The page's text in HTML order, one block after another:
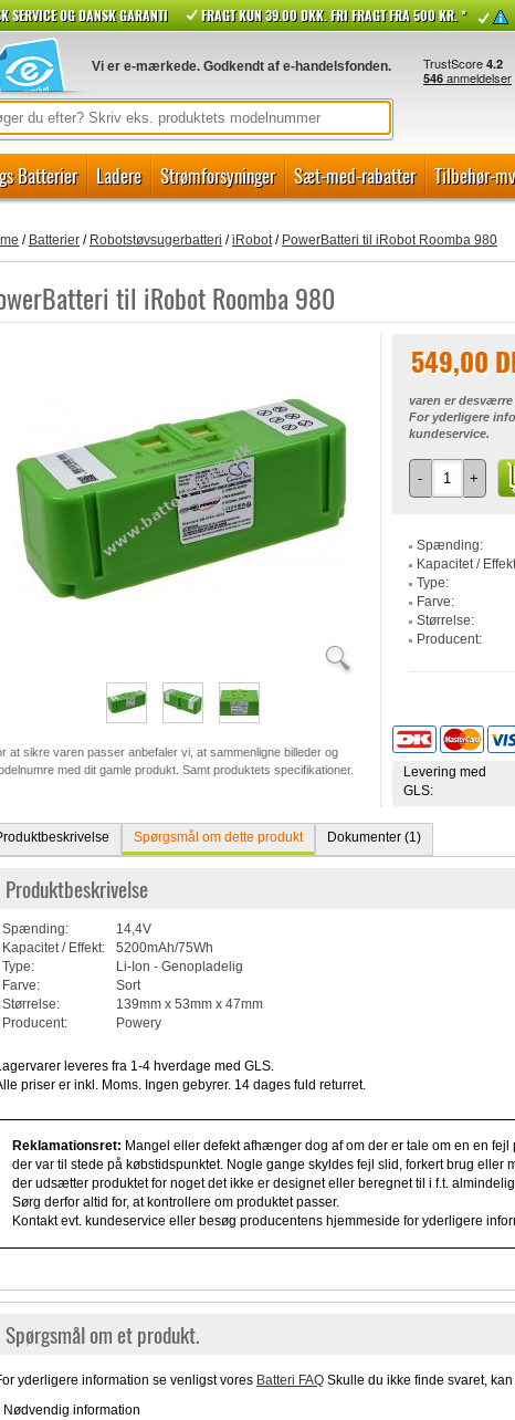
SERVICE OG DANSK GARANTI FRAGT KUN 39.00 DKK. FRI FRAGT FRA 500 KR. *
Vi er e-mærkede. Godkendt af e-handelsfonden.
Batterier Ladere Strømforsyninger Sæt-med-rabatter Tilbehør-
/ Batterier/ Robotstøvsugerbatteri /iRobot/ PowerBatteri til iRobot Roomba 980
til iRobot Roomba 980
at sikre varen passer anbefaler vi, at sammenligne billeder og
med dit gamle produkt. Samt produktets specifikationer.
549,00
varen er
For yderligere
kundeservice.
- +
Spænding:
Kapacitet /
Type:
Farve:
Størrelse:
Producent:
Levering med
GLS:
Spørgsmål om dette produkt Dokumenter (1)
Produktbeskrivelse
Spænding:
14,4V
Kapacitet / Effekt:
5200mAh/75Wh
Type:
Li-Ion - Genopladelig
Farve:
Sort
Størrelse:
139mm x 53mm x 47mm
Producent:
Powery
leveres fra 1-4 hverdage med GLS.
priser er inkl. Moms. Ingen gebyrer. 14 dages fuld returret.
Reklamationsret: Mangel eller defekt afhænger dog af om der er tale om en en fejl
der var til stede på købstidspunktet. Nogle gange skyldes fejl slid, forkert brug eller
der udsætter produktet for noget det ikke er designet eller beregnet til i f.t.
Sørg derfor altid for, at kontrollere om produktet passer.
Kontakt evt. kundeservice eller besøg producentens hjemmeside for yderligere
Spørgsmål om et produkt.
yderligere information se venligst vores Batteri FAQSkulle du ikke finde svaret,
Nødvendig information